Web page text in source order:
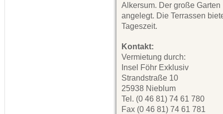
Alkersum. Der große Garten
angelegt. Die Terrassen
Tageszeit.
Kontakt:
Vermietung durch:
Insel Föhr Exklusiv
Strandstraße 10
25938 Nieblum
Tel. (0 46 81) 74 61 780
Fax (0 46 81) 74 61 781